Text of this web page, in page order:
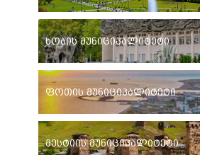
ხობის მუნიციპალიტეტი
ფოთის მუნიციპალიტეტი
მესტიის მუნიციპალიტეტი